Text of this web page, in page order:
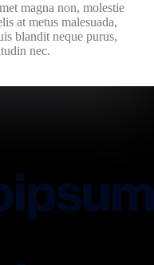
magna non, molestie
at metus malesuada,
blandit neque purus,
nec.